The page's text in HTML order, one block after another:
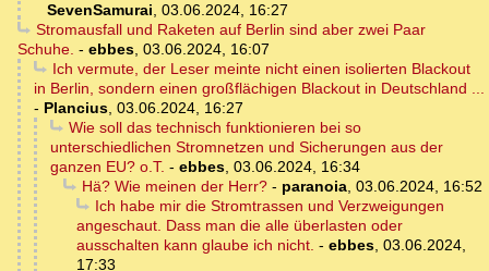
SevenSamurai, 03.06.2024, 16:27
Stromausfall und Raketen auf Berlin sind aber zwei Paar
Schuhe. - ebbes, 03.06.2024, 16:07
Ich vermute, der Leser meinte nicht einen isolierten Blackout
in Berlin, sondern einen großflächigen Blackout in Deutschland ...
- Plancius, 03.06.2024, 16:27
Wie soll das technisch funktionieren bei so
unterschiedlichen Stromnetzen und Sicherungen aus der
ganzen EU? o.T. - ebbes, 03.06.2024, 16:34
Hä? Wie meinen der Herr?- paranoia, 03.06.2024, 16:52
Ich habe mir die Stromtrassen und Verzweigungen
angeschaut. Dass man die alle überlasten oder
ausschalten kann glaube ich nicht. - ebbes, 03.06.2024,
17:33